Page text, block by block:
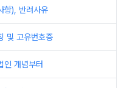
항), 반려사유
및 고유번호증
인 개념부터